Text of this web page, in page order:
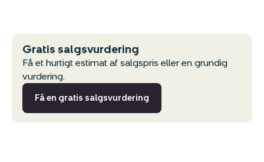
Gratis salgsvurdering
Få et hurtigt estimat af salgspris eller en grundig
vurdering.
Få en gratis salgsvurdering